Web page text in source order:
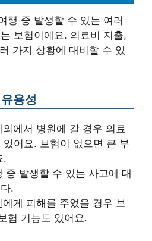
행 중 발생할 수 있는 여러
보험이에요. 의료비 지출,
가지 상황에 대비할 수 있
용성
외에서 병원에 갈 경우 의료
있어요. 보험이 없으면 큰 부
.
중 발생할 수 있는 사고에 대
.
에게 피해를 주었을 경우 보
험 기능도 있어요.